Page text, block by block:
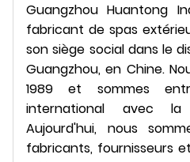
Guangzhou Huantong
fabricant de spas
son siège social dans le
Guangzhou, en Chine.
1989 et sommes
international avec la
Aujourd'hui, nous
fabricants, fournisseurs